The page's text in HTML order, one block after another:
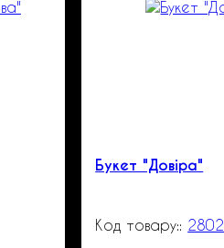
Букет "Довіра"
2802